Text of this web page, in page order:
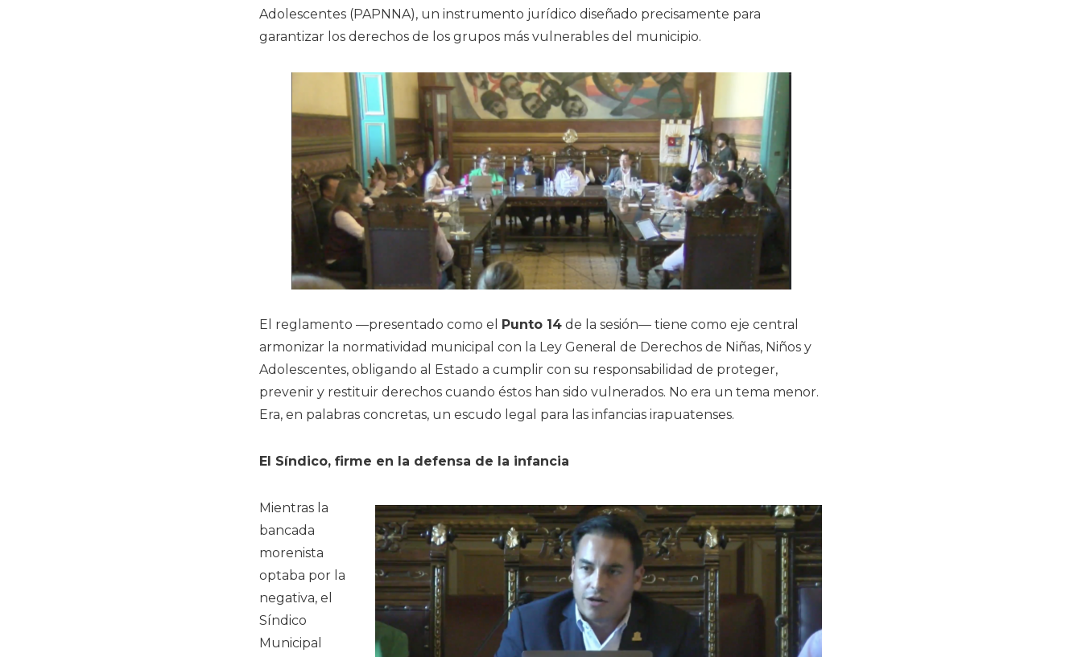
Adolescentes (PAPNNA), un instrumento jurídico diseñado precisamente para
garantizar los derechos de los grupos más vulnerables del municipio.
El reglamento —presentado como el Punto 14 de la sesión— tiene como eje central
armonizar la normatividad municipal con la Ley General de Derechos de Niñas, Niños y
Adolescentes, obligando al Estado a cumplir con su responsabilidad de proteger,
prevenir y restituir derechos cuando éstos han sido vulnerados. No era un tema menor.
Era, en palabras concretas, un escudo legal para las infancias irapuatenses.
El Síndico, firme en la defensa de la infancia
Mientras la
bancada
morenista
optaba por la
negativa, el
Síndico
Municipal